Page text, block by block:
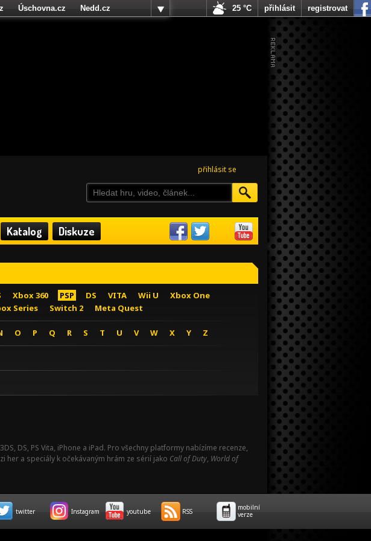
přihlásit se
Katalog Diskuze
Xbox 360 PSP DS VITA Wii U
Xbox One
Series Switch 2 Meta Quest
O P Q R S T U V W X Y Z
DS, PS Vita, iPhone a iPad. Pro všechny platformy nabízíme recenze,
her a speciály k očekávaným hrám ze sérií jako Call of Duty, World of
Úschovna.cz
Nedd.cz
25 °C přihlásit registrovat
twitter Instagram youtube RSS
mobilní
verze